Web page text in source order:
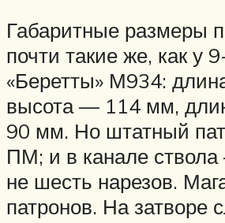
Габаритные размеры
почти такие же, как у
«Беретты» М934:
высота — 114 мм,
90 мм. Но штатный
ПМ; и в канале
не шесть нарезов.
патронов. На затворе